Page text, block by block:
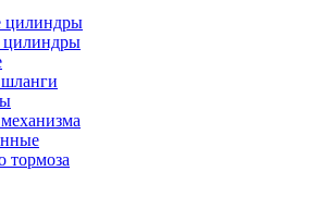
цилиндры
цилиндры
тормоза